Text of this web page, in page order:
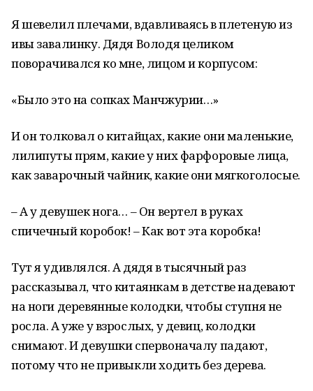
Я шевелил плечами, вдавливаясь в плетеную из
ивы завалинку. Дядя Володя целиком
поворачивался ко мне, лицом и корпусом:
«Было это на сопках Манчжурии…»
И он толковал о китайцах, какие они маленькие,
лилипуты прям, какие у них фарфоровые лица,
как заварочный чайник, какие они мягкоголосые.
– А у девушек нога… – Он вертел в руках
спичечный коробок! – Как вот эта коробка!
Тут я удивлялся. А дядя в тысячный раз
рассказывал, что китаянкам в детстве надевают
на ноги деревянные колодки, чтобы ступня не
росла. А уже у взрослых, у девиц, колодки
снимают. И девушки спервоначалу падают,
потому что не привыкли ходить без дерева.